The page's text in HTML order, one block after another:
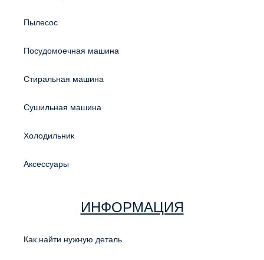
Пылесос
Посудомоечная машина
Стиральная машина
Сушильная машина
Холодильник
Аксессуары
ИНФОРМАЦИЯ
Как найти нужную деталь